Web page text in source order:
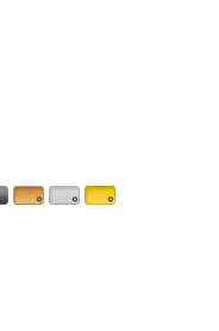
۰ ۰ ۰ ۰